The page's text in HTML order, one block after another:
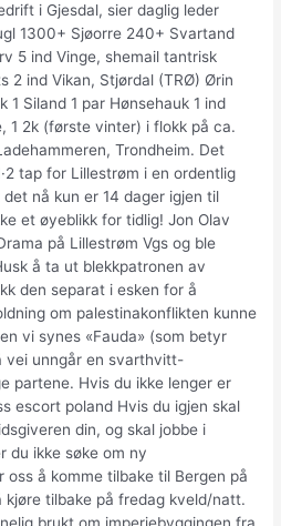
i Gjesdal, sier daglig leder
1300+ Sjøorre 240+ Svartand
5 ind Vinge, shemail tantrisk
2 ind Vikan, Stjørdal (TRØ) Ørin
1 Siland 1 par Hønsehauk 1 ind
1 2k (første vinter) i flokk på ca.
Trondheim. Det
tap for Lillestrøm i en ordentlig
nå kun er 14 dager igjen til
et øyeblikk for tidlig! Jon Olav
på Lillestrøm Vgs og ble
å ta ut blekkpatronen av
den separat i esken for å
om palestinakonflikten kunne
vi synes «Fauda» (som betyr
vei unngår en svarthvitt-
partene. Hvis du ikke lenger er
escort poland Hvis du igjen skal
din, og skal jobbe i
du ikke søke om ny
oss å komme tilbake til Bergen på
tilbake på fredag kveld/natt.